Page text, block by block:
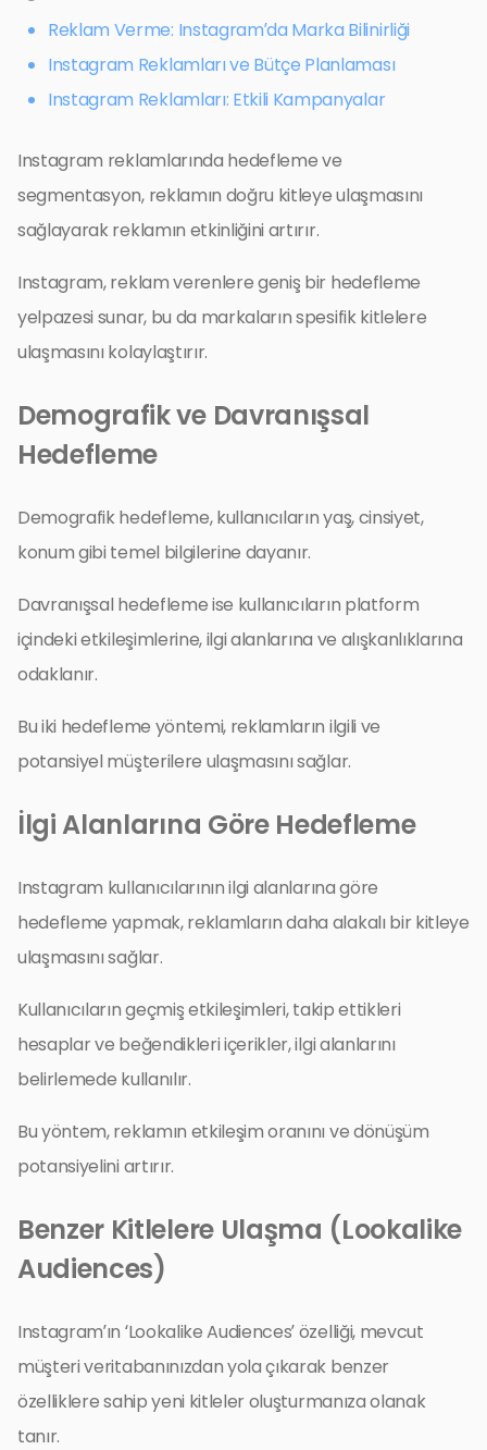
Reklam Verme: Instagram’da Marka Bilinirliği
Instagram Reklamları ve Bütçe Planlaması
Instagram Reklamları: Etkili Kampanyalar
Instagram reklamlarında hedefleme ve
segmentasyon, reklamın doğru kitleye ulaşmasını
sağlayarak reklamın etkinliğini artırır.
Instagram, reklam verenlere geniş bir hedefleme
yelpazesi sunar, bu da markaların spesifik kitlelere
ulaşmasını kolaylaştırır.
Demografik ve Davranışsal
Hedefleme
Demografik hedefleme, kullanıcıların yaş, cinsiyet,
konum gibi temel bilgilerine dayanır.
Davranışsal hedefleme ise kullanıcıların platform
içindeki etkileşimlerine, ilgi alanlarına ve alışkanlıklarına
odaklanır.
Bu iki hedefleme yöntemi, reklamların ilgili ve
potansiyel müşterilere ulaşmasını sağlar.
İlgi Alanlarına Göre Hedefleme
Instagram kullanıcılarının ilgi alanlarına göre
hedefleme yapmak, reklamların daha alakalı bir kitleye
ulaşmasını sağlar.
Kullanıcıların geçmiş etkileşimleri, takip ettikleri
hesaplar ve beğendikleri içerikler, ilgi alanlarını
belirlemede kullanılır.
Bu yöntem, reklamın etkileşim oranını ve dönüşüm
potansiyelini artırır.
Benzer Kitlelere Ulaşma (Lookalike
Audiences)
Instagram’ın ‘Lookalike Audiences’ özelliği, mevcut
müşteri veritabanınızdan yola çıkarak benzer
özelliklere sahip yeni kitleler oluşturmanıza olanak
tanır.